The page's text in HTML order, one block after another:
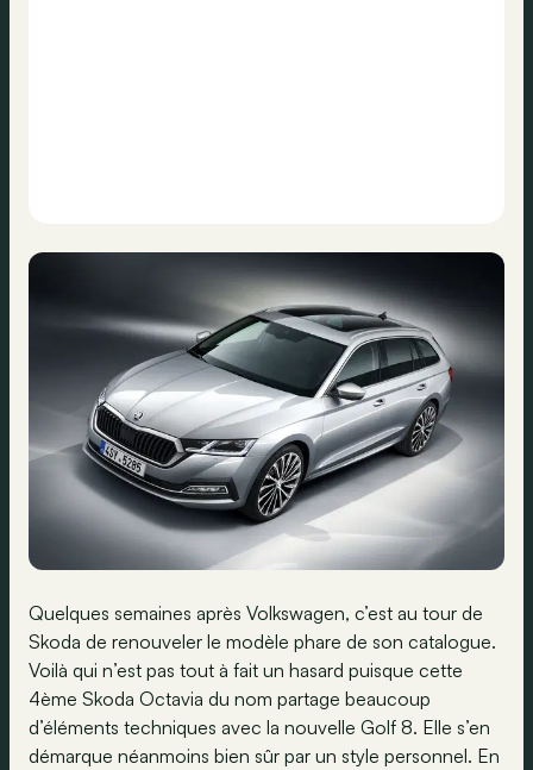
Quelques semaines après Volkswagen, c’est au tour de
Skoda de renouveler le modèle phare de son catalogue.
Voilà qui n’est pas tout à fait un hasard puisque cette
4ème Skoda Octavia du nom partage beaucoup
d’éléments techniques avec la nouvelle Golf 8. Elle s’en
démarque néanmoins bien sûr par un style personnel. En